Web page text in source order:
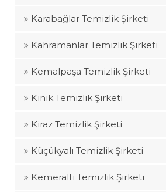
Karabağlar Temizlik Şirketi
Kahramanlar Temizlik Şirketi
Kemalpaşa Temizlik Şirketi
Kınık Temizlik Şirketi
Kiraz Temizlik Şirketi
Küçükyalı Temizlik Şirketi
Kemeraltı Temizlik Şirketi